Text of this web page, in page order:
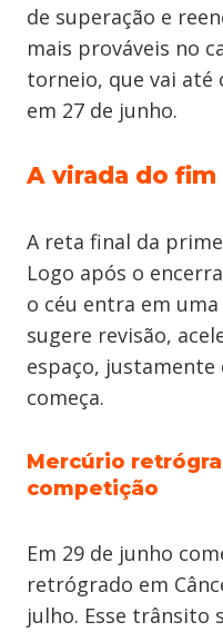
de superação e
mais prováveis no
torneio, que vai até
em 27 de junho.
A virada do fim
A reta final da
Logo após o
o céu entra em
sugere revisão,
espaço,
começa.
Mercúrio
competição
Em 29 de junho
retrógrado em
julho. Esse trânsito